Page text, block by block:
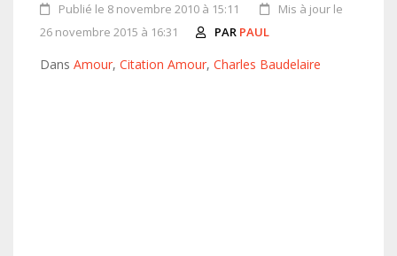
Publié le 8 novembre 2010 à 15:11
Mis à jour le
26 novembre 2015 à 16:31
PAR PAUL
Dans Amour, Citation Amour, Charles Baudelaire